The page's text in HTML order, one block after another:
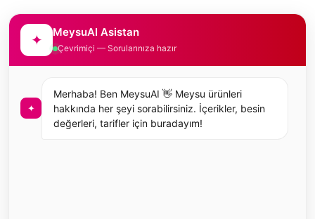
✦ MeysuAI Asistan
Çevrimiçi — Sorularınıza hazır
✦
Merhaba! Ben MeysuAI 👋 Meysu ürünleri
hakkında her şeyi sorabilirsiniz. İçerikler, besin
değerleri, tarifler için buradayım!